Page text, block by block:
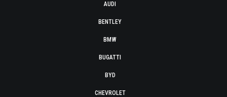
AUDI
BENTLEY
BMW
BUGATTI
BYD
CHEVROLET